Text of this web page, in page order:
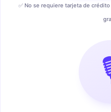
✅ No se requiere tarjeta de